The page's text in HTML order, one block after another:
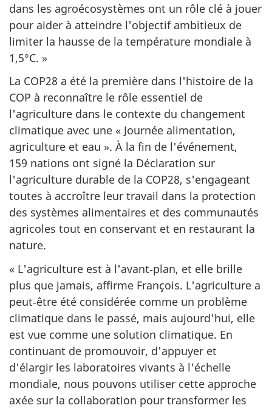
dans les agroécosystèmes ont un rôle clé à jouer
pour aider à atteindre l'objectif ambitieux de
limiter la hausse de la température mondiale à
1,5°C. »
La COP28 a été la première dans l'histoire de la
COP à reconnaître le rôle essentiel de
l'agriculture dans le contexte du changement
climatique avec une « Journée alimentation,
agriculture et eau ». À la fin de l'événement,
159 nations ont signé la Déclaration sur
l'agriculture durable de la COP28, s'engageant
toutes à accroître leur travail dans la protection
des systèmes alimentaires et des communautés
agricoles tout en conservant et en restaurant la
nature.
« L'agriculture est à l'avant‑plan, et elle brille
plus que jamais, affirme François. L'agriculture a
peut‑être été considérée comme un problème
climatique dans le passé, mais aujourd'hui, elle
est vue comme une solution climatique. En
continuant de promouvoir, d'appuyer et
d'élargir les laboratoires vivants à l'échelle
mondiale, nous pouvons utiliser cette approche
axée sur la collaboration pour transformer les